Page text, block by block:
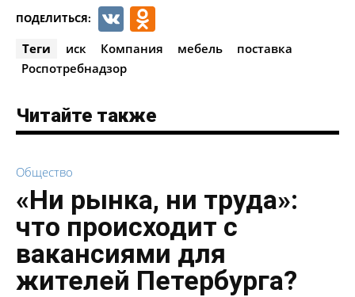
ПОДЕЛИТЬСЯ: VK
Теги иск Компания мебель
поставка
Роспотребнадзор
Читайте также
Общество
«Ни рынка, ни труда»:
что происходит с
вакансиями для
жителей Петербурга?